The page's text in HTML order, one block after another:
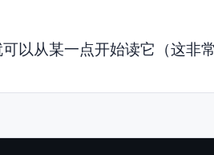
以从某一点开始读它（这非常